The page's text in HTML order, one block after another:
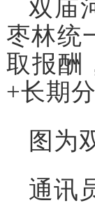
双庙
枣林统
取报酬
+长期
图为
通讯